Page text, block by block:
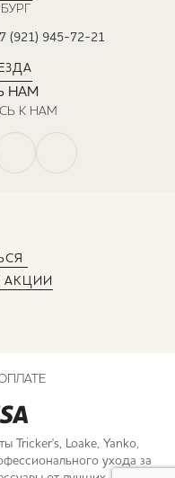
АКЦИИ
(921) 945-72-21
НАМ
К НАМ
Tricker's, Loake, Yanko,
ухода за